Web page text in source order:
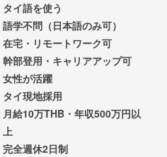
タイ語を使う
語学不問（日本語のみ可）
在宅・リモートワーク可
幹部登用・キャリアアップ可
女性が活躍
タイ現地採用
月給10万THB・年収500万円以
上
完全週休2日制